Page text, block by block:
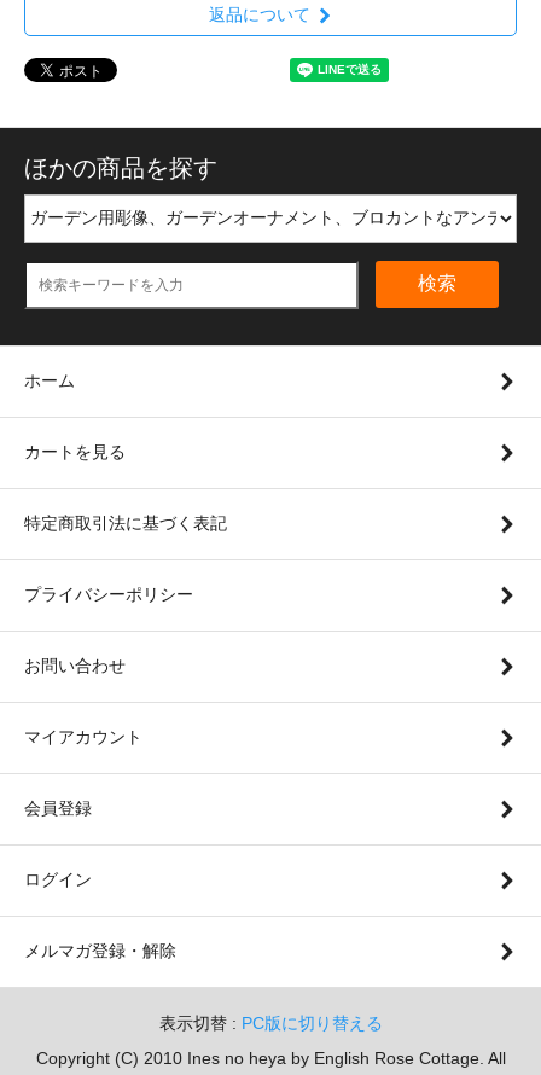
返品について
ほかの商品を探す
検索
ホーム
カートを見る
特定商取引法に基づく表記
プライバシーポリシー
お問い合わせ
マイアカウント
会員登録
ログイン
メルマガ登録・解除
表示切替 : PC版に切り替える
Copyright (C) 2010 Ines no heya by English Rose Cottage. All